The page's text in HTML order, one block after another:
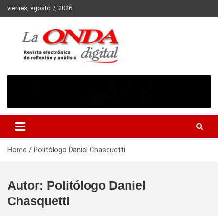
Skip
to
viernes, agosto 7, 2026
Home Politólogo Daniel Chasquetti
Autor: Politólogo Daniel
Chasquetti